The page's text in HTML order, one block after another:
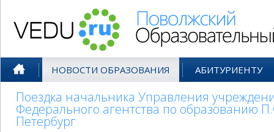
НОВОСТИ ОБРАЗОВАНИЯ АБИТУРИЕНТУ
Поездка начальника Управления
Федерального агентства по образованию
Петербург